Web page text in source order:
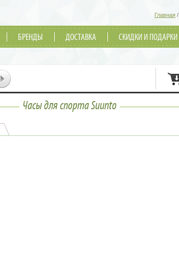
Главная /
БРЕНДЫ ДОСТАВКА СКИДКИ И ПОДАРКИ
Часы для спорта Suunto